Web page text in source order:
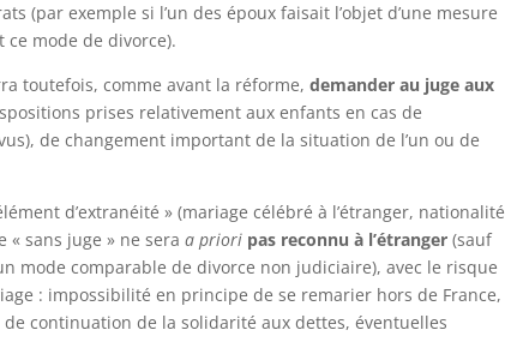
(par exemple si l’un des époux faisait l’objet d’une mesure
mode de divorce).
toutefois, comme avant la réforme,demander au juge aux
prises relativement aux enfants en cas de
de changement important de la situation de l’un ou de
d’extranéité » (mariage célébré à l’étranger, nationalité
« sans juge » ne seraa priori pas reconnu à l’étranger (sauf
mode comparable de divorce non judiciaire), avec le risque
: impossibilité en principe de se remarier hors de France,
continuation de la solidarité aux dettes, éventuelles